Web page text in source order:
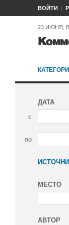
ВОЙТИ
23 ИЮНЯ,
ДАТА
с
по
МЕСТО
АВТОР